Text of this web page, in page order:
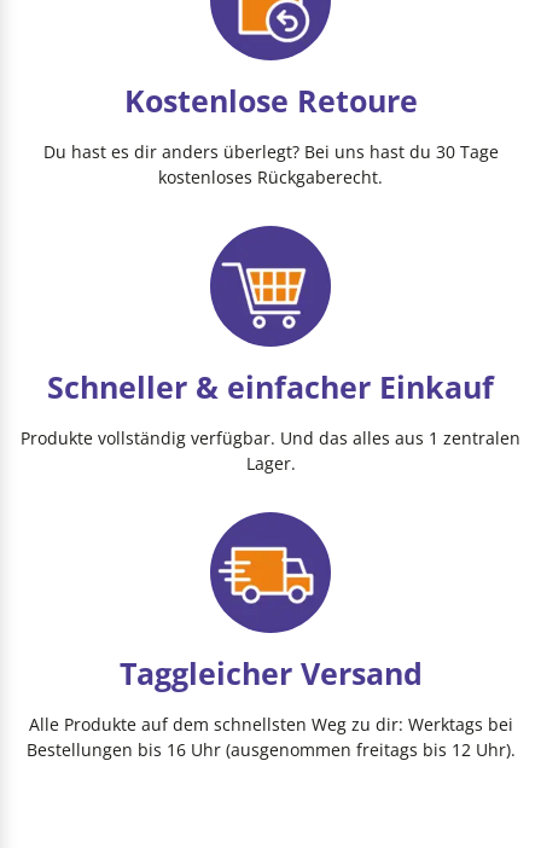
Kostenlose Retoure
Du hast es dir anders überlegt? Bei uns hast du 30 Tage
kostenloses Rückgaberecht.
Schneller & einfacher Einkauf
Produkte vollständig verfügbar. Und das alles aus 1 zentralen
Lager.
Taggleicher Versand
Alle Produkte auf dem schnellsten Weg zu dir: Werktags bei
Bestellungen bis 16 Uhr (ausgenommen freitags bis 12 Uhr).